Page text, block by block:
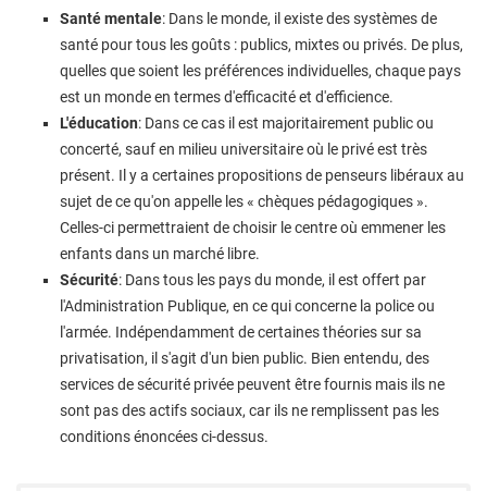
Santé mentale: Dans le monde, il existe des systèmes de
santé pour tous les goûts : publics, mixtes ou privés. De plus,
quelles que soient les préférences individuelles, chaque pays
est un monde en termes d'efficacité et d'efficience.
L'éducation: Dans ce cas il est majoritairement public ou
concerté, sauf en milieu universitaire où le privé est très
présent. Il y a certaines propositions de penseurs libéraux au
sujet de ce qu'on appelle les « chèques pédagogiques ».
Celles-ci permettraient de choisir le centre où emmener les
enfants dans un marché libre.
Sécurité: Dans tous les pays du monde, il est offert par
l'Administration Publique, en ce qui concerne la police ou
l'armée. Indépendamment de certaines théories sur sa
privatisation, il s'agit d'un bien public. Bien entendu, des
services de sécurité privée peuvent être fournis mais ils ne
sont pas des actifs sociaux, car ils ne remplissent pas les
conditions énoncées ci-dessus.